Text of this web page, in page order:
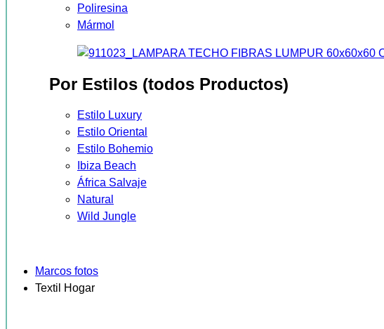
Poliresina
Mármol
Por Estilos (todos Productos)
Estilo Luxury
Estilo Oriental
Estilo Bohemio
Ibiza Beach
África Salvaje
Natural
Wild Jungle
Marcos fotos
Textil Hogar